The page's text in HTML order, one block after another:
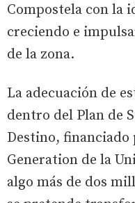
Compostela con la
creciendo e
de la zona.
La adecuación de
dentro del Plan de
Destino,
Generation de la
algo más de dos